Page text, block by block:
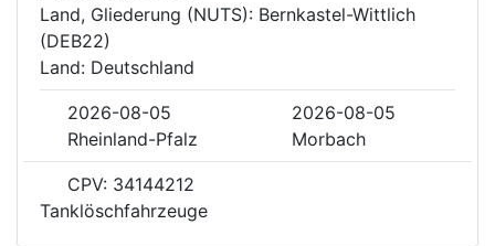
Land, Gliederung (NUTS): Bernkastel-Wittlich
(DEB22)
Land: Deutschland
2026-08-05
2026-08-05
Rheinland-Pfalz
Morbach
CPV: 34144212
Tanklöschfahrzeuge